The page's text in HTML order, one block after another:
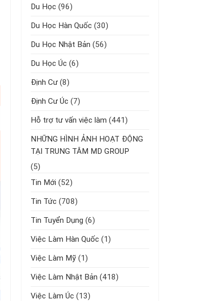
Du Học (96)
Du Học Hàn Quốc (30)
Du Học Nhật Bản (56)
Du Học Úc (6)
Định Cư (8)
Định Cư Úc (7)
Hỗ trợ tư vấn việc làm (441)
NHỮNG HÌNH ẢNH HOẠT ĐỘNG
TẠI TRUNG TÂM MD GROUP
(5)
Tin Mới (52)
Tin Tức (708)
Tin Tuyển Dụng (6)
Việc Làm Hàn Quốc (1)
Việc Làm Mỹ (1)
Việc Làm Nhật Bản (418)
Việc Làm Úc (13)